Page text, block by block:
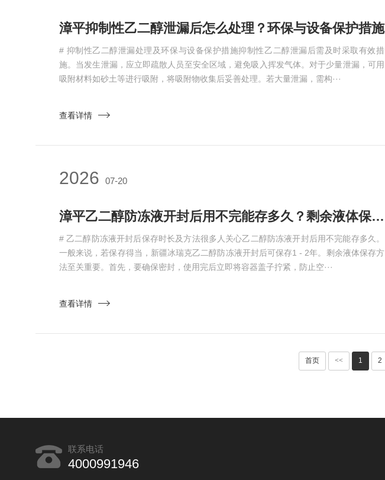
漳平抑制性乙二醇泄漏后怎么处理？环保与设备保护措施
# 抑制性乙二醇泄漏处理及环保与设备保护措施抑制性乙二醇泄漏后需及时采取有效措
施。当发生泄漏，应立即疏散人员至安全区域，避免吸入挥发气体。对于少量泄漏，可用
吸附材料如砂土等进行吸附，将吸附物收集后妥善处理。若大量泄漏，需构···
查看详情
2026 07-20
漳平乙二醇防冻液开封后用不完能存多久？剩余液体保存方法​
# 乙二醇防冻液开封后保存时长及方法很多人关心乙二醇防冻液开封后用不完能存多久。
一般来说，若保存得当，新疆冰瑞克乙二醇防冻液开封后可保存1 - 2年。剩余液体保存方
法至关重要。首先，要确保密封，使用完后立即将容器盖子拧紧，防止空···
查看详情
首页 << 1 2
联系电话
4000991946